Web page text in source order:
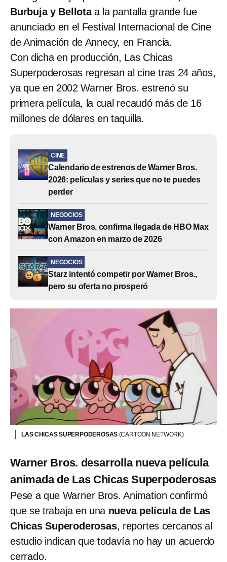
Burbuja y Bellotaa la pantalla grande fue
anunciado en el Festival Internacional de Cine
de Animación de Annecy, en Francia.
Con dicha en producción, Las Chicas
Superpoderosas regresan al cine tras 24 años,
ya que en 2002 Warner Bros. estrenó su
primera película, la cual recaudó más de 16
millones de dólares en taquilla.
CINE
Calendario de estrenos de Warner Bros.
2026: películas y series que no te puedes
perder
NEGOCIOS
Warner Bros. confirma llegada de HBO Max
con Amazon en marzo de 2026
NEGOCIOS
Starz intentó competir por Warner Bros.,
pero su oferta no prosperó
LAS CHICAS SUPERPODEROSAS (CARTOON NETWORK)
Warner Bros. desarrolla nueva película
animada de Las Chicas Superpoderosas
Pese a que Warner Bros. Animation confirmó
que se trabaja en una nueva película de Las
Chicas Superoderosas, reportes cercanos al
estudio indican que todavía no hay un acuerdo
cerrado.